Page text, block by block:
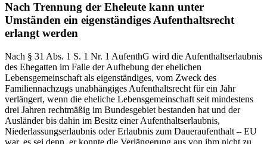
Nach Trennung der Eheleute kann unter
Umständen ein eigenständiges Aufenthaltsrecht
erlangt werden
Nach § 31 Abs. 1 S. 1 Nr. 1 AufenthG wird die Aufenthaltserlaubnis
des Ehegatten im Falle der Aufhebung der ehelichen
Lebensgemeinschaft als eigenständiges, vom Zweck des
Familiennachzugs unabhängiges Aufenthaltsrecht für ein Jahr
verlängert, wenn die eheliche Lebensgemeinschaft seit mindestens
drei Jahren rechtmäßig im Bundesgebiet bestanden hat und der
Ausländer bis dahin im Besitz einer Aufenthaltserlaubnis,
Niederlassungserlaubnis oder Erlaubnis zum Daueraufenthalt – EU
war, es sei denn, er konnte die Verlängerung aus von ihm nicht zu